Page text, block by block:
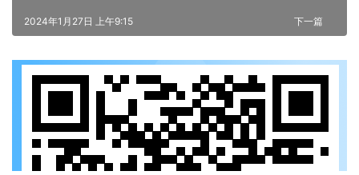
下一篇
2024年1月27日 上午9:15